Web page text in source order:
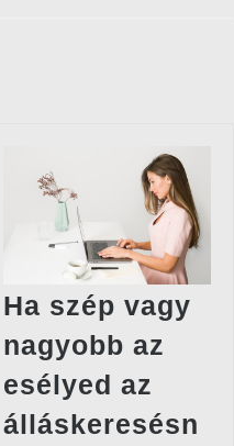
Ha szép vagy
nagyobb az
esélyed az
álláskeresésn